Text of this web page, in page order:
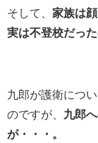
そして、 家族は
実は不登校だった
九郎が護衛につ
のですが、 九郎
が・・・。